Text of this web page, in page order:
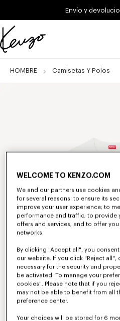
Skip to main content
Skip to footer content
Envío y
Página
HOMBRE Camisetas Y Polos
WELCOME TO KENZO.COM
We and our partners use cookies
for several reasons: to ensure its
improve your user experience; to
performance and traffic; to provide
offers and services; and to offer
networks.
By clicking "Accept all", you
our website. If you click "Reject
necessary for the security and
be activated. To manage your
cookies". Please note that if you
may not be able to benefit from all
preference center.
Your choices will be stored for 6